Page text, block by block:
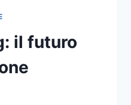
il futuro